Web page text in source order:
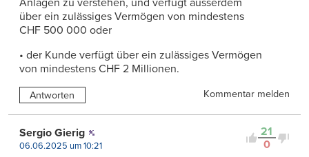
Anlagen zu verstehen, und verfügt ausserdem
über ein zulässiges Vermögen von mindestens
CHF 500 000 oder
• der Kunde verfügt über ein zulässiges Vermögen
von mindestens CHF 2 Millionen.
Antworten Kommentar melden
21
0
Sergio Gierig
06.06.2025 um 10:21